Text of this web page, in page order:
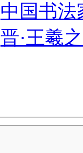
中国书法
晋·王羲